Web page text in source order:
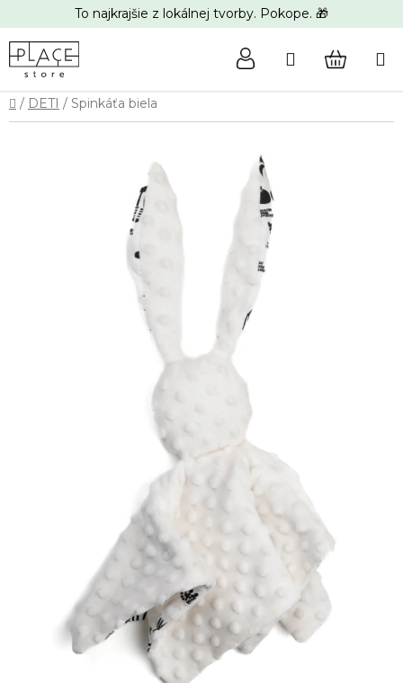
na
obsah
To najkrajšie z lokálnej tvorby. Pokope. 🎁
Hľadať
Domov
/ DETI / Spinkáťa biela